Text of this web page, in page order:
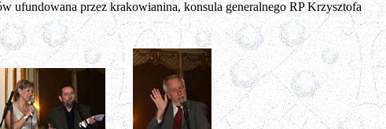
ufundowana przez krakowianina, konsula generalnego RP Krzysztofa